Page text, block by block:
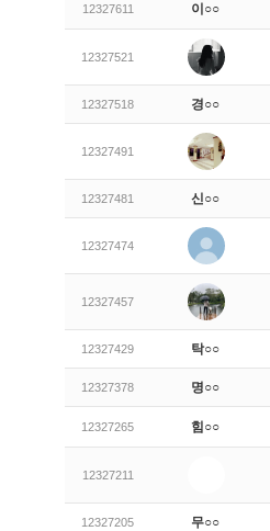
12327611 이○○
12327521
12327518 경○○
12327491
12327481 신○○
12327474
12327457
12327429 탁○○
12327378 명○○
12327265 힘○○
12327211
12327205 무○○